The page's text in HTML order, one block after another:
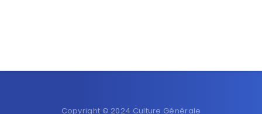
Copyright © 2024 Culture Générale